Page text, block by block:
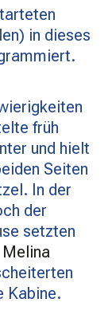
in dieses
früh
und hielt
Seiten
In der
der
setzten
Melina
Kabine.